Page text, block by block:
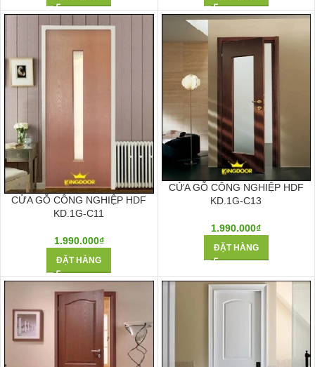
CỬA GỖ CÔNG NGHIỆP HDF
KD.1G-C11
1.990.000₫
ĐẶT HÀNG
CỬA GỖ CÔNG NGHIỆP HDF
KD.1G-C13
1.990.000₫
ĐẶT HÀNG